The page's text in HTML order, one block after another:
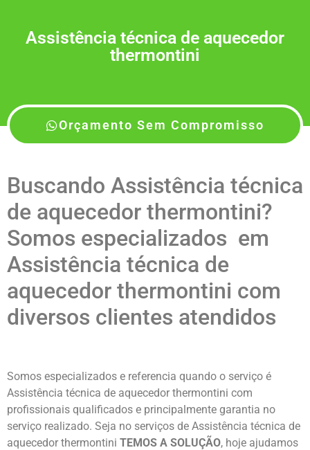
Assistência técnica de aquecedor
thermontini
Orçamento Sem Compromisso
Buscando Assistência técnica
de aquecedor thermontini?
Somos especializados em
Assistência técnica de
aquecedor thermontini com
diversos clientes atendidos
Somos especializados e referencia quando o serviço é
Assistência técnica de aquecedor thermontini com
profissionais qualificados e principalmente garantia no
serviço realizado. Seja no serviços de Assistência técnica de
aquecedor thermontini TEMOS A SOLUÇÃO, hoje ajudamos